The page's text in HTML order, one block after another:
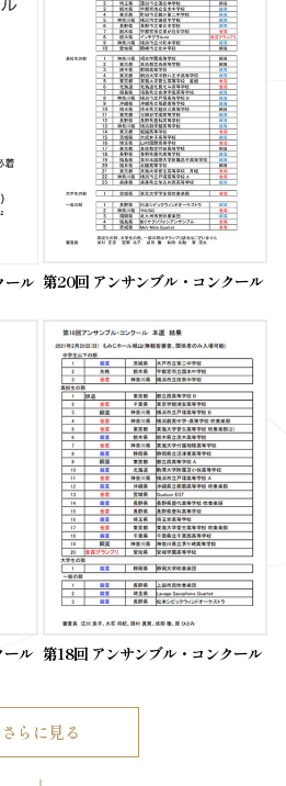
ール 第20回 アンサンブル・コンクール
ール 第18回 アンサンブル・コンクール
さらに見る